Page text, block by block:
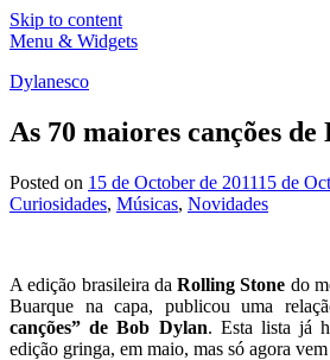
Skip to content
Menu & Widgets
Dylanesco
As 70 maiores canções
Posted on 15 de October de 201115 de
Curiosidades, Músicas, Novidades
A edição brasileira daRolling Stone do
Buarque na capa, publicou uma
canções” de Bob Dylan. Esta lista já
edição gringa, em maio, mas só agora